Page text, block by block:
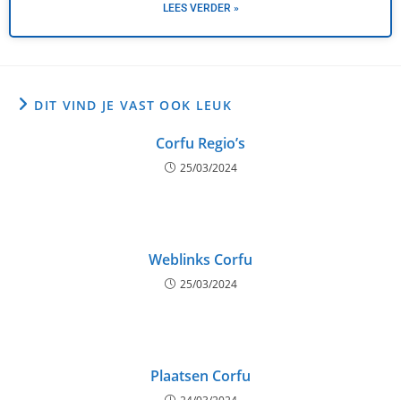
LEES VERDER »
DIT VIND JE VAST OOK LEUK
Corfu Regio’s
25/03/2024
Weblinks Corfu
25/03/2024
Plaatsen Corfu